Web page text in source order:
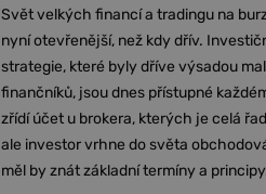
Svět velkých financí a tradingu na
nyní otevřenější, než kdy dřív.
strategie, které byly dříve výsadou
finančníků, jsou dnes přístupné
zřídí účet u brokera, kterých je celá
ale investor vrhne do světa
měl by znát základní termíny a